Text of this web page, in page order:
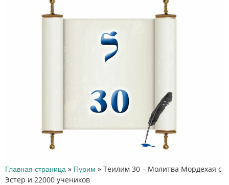
Главная страница » Пурим » Теилим 30 – Молитва Мордехая с
Эстер и 22000 учеников